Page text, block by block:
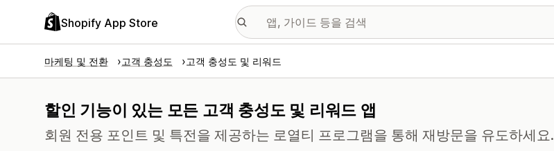
Shopify App Store
마케팅 및 전환 고객 충성도 고객 충성도 및 리워드
할인 기능이 있는 모든 고객 충성도 및 리워드 앱
회원 전용 포인트 및 특전을 제공하는 로열티 프로그램을 통해 재방문을 유도하세요.